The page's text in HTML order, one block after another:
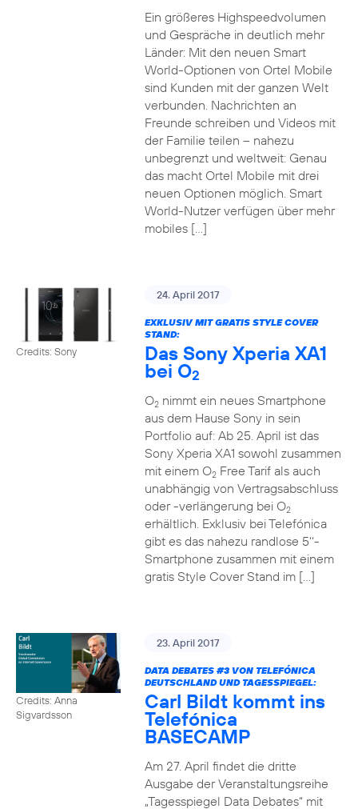
Ein größeres Highspeedvolumen
und Gespräche in deutlich mehr
Länder: Mit den neuen Smart
World-Optionen von Ortel Mobile
sind Kunden mit der ganzen Welt
verbunden. Nachrichten an
Freunde schreiben und Videos mit
der Familie teilen – nahezu
unbegrenzt und weltweit: Genau
das macht Ortel Mobile mit drei
neuen Optionen möglich. Smart
World-Nutzer verfügen über mehr
mobiles […]
Credits: Sony
24. April 2017
EXKLUSIV MIT GRATIS STYLE COVER
STAND:
Das Sony Xperia XA1
bei O2
O2nimmt ein neues Smartphone
aus dem Hause Sony in sein
Portfolio auf: Ab 25. April ist das
Sony Xperia XA1 sowohl zusammen
mit einem O2Free Tarif als auch
unabhängig von Vertragsabschluss
oder -verlängerung bei O2
erhältlich. Exklusiv bei Telefónica
gibt es das nahezu randlose 5‘‘-
Smartphone zusammen mit einem
gratis Style Cover Stand im […]
Credits: Anna
Sigvardsson
23. April 2017
DATA DEBATES #3VON TELEFÓNICA
DEUTSCHLAND UND TAGESSPIEGEL:
Carl Bildt kommt ins
Telefónica
BASECAMP
Am 27. April findet die dritte
Ausgabe der Veranstaltungsreihe
„Tagesspiegel Data Debates“ mit